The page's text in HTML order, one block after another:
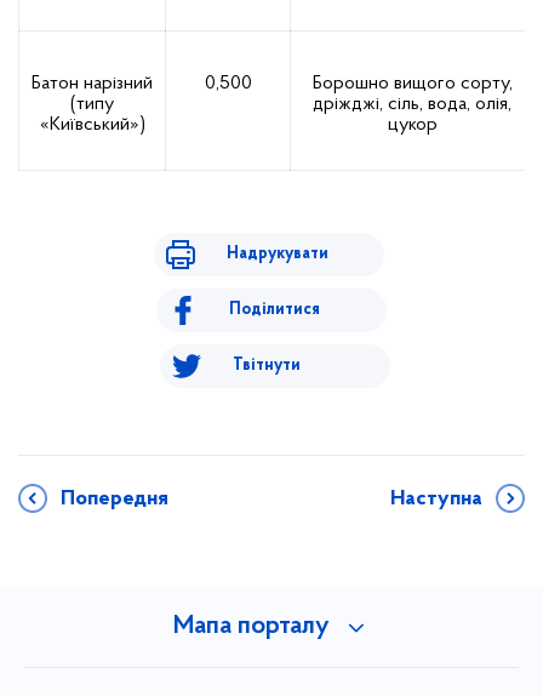
Батон нарізний
(типу
«Київський»)
0,500
Борошно вищого сорту,
дріжджі, сіль, вода, олія,
цукор
Надрукувати
Поділитися
Твітнути
Попередня Наступна
Мапа порталу